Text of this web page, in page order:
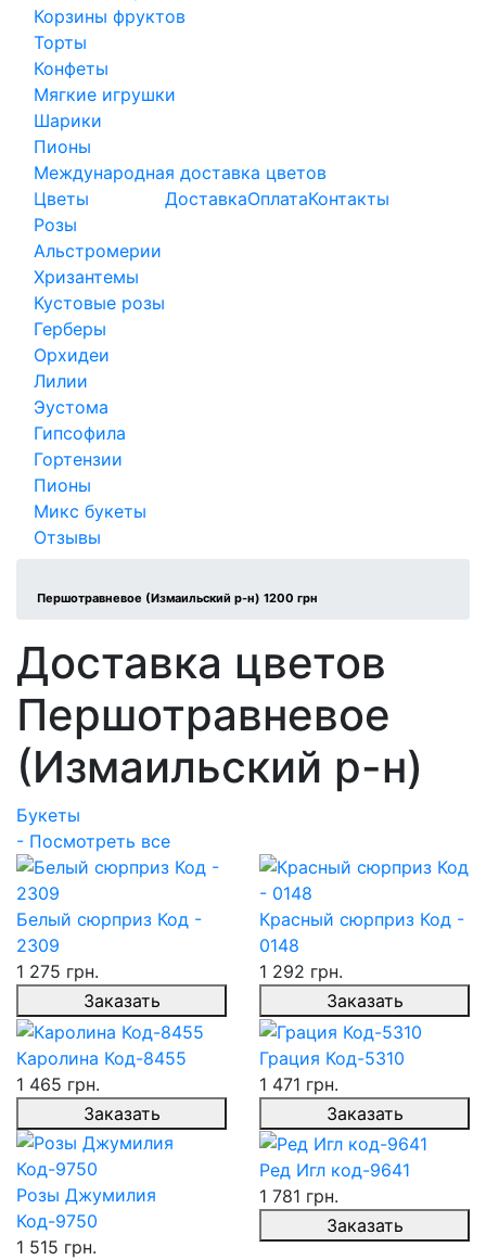
Корзины фруктов
Торты
Конфеты
Мягкие игрушки
Шарики
Пионы
Международная доставка цветов
Цветы
Розы
Альстромерии
Хризантемы
Кустовые розы
Герберы
Орхидеи
Лилии
Эустома
Гипсофила
Гортензии
Пионы
Микс букеты
ДоставкаОплатаКонтакты
Отзывы
Першотравневое (Измаильский р-н) 1200 грн
Доставка цветов
Першотравневое
(Измаильский р-н)
Букеты
- Посмотреть все
Белый сюрприз Код -
2309
1 275 грн.
Заказать
Красный сюрприз Код -
0148
1 292 грн.
Заказать
Каролина Код-8455
1 465 грн.
Заказать
Грация Код-5310
1 471 грн.
Заказать
Розы Джумилия
Код-9750
1 515 грн.
Ред Игл код-9641
1 781 грн.
Заказать